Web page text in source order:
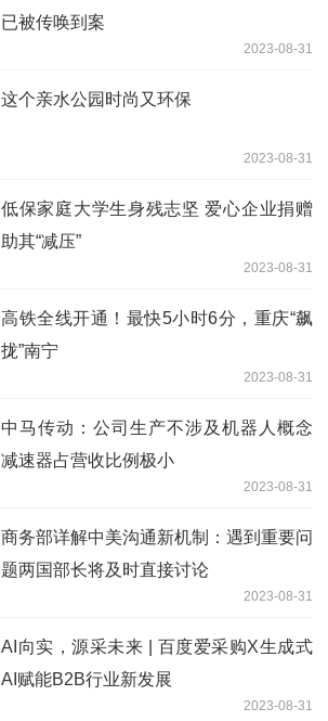
已被传唤到案
2023-08-31
这个亲水公园时尚又环保
2023-08-31
低保家庭大学生身残志坚 爱心企业捐赠
助其“减压”
2023-08-31
高铁全线开通！最快5小时6分，重庆“飙
拢”南宁
2023-08-31
中马传动：公司生产不涉及机器人概念
减速器占营收比例极小
2023-08-31
商务部详解中美沟通新机制：遇到重要问
题两国部长将及时直接讨论
2023-08-31
AI向实，源采未来 | 百度爱采购X生成式
AI赋能B2B行业新发展
2023-08-31